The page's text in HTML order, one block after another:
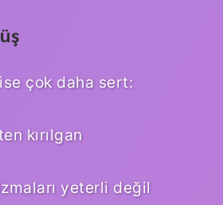
çok daha sert:
kırılgan
yeterli değil